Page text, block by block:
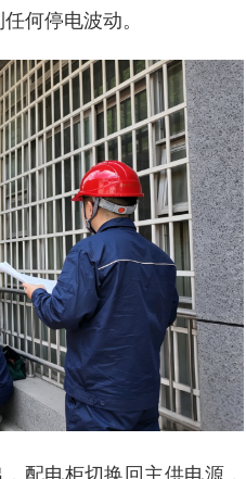
何停电波动。
配电柜切换回主供电源，